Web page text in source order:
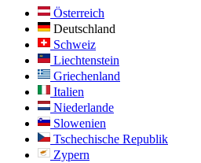
Österreich
Deutschland
Schweiz
Liechtenstein
Griechenland
Italien
Niederlande
Slowenien
Tschechische Republik
Zypern